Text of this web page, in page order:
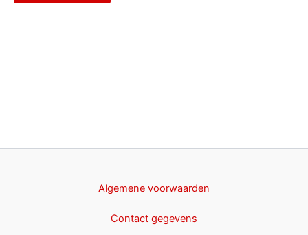
Algemene voorwaarden
Contact gegevens